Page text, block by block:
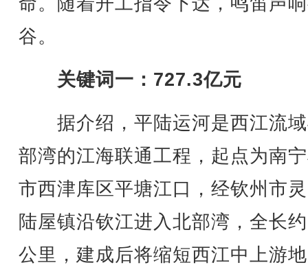
谷。
关键词一：727.3亿元
据介绍，平陆运河是西江流
部湾的江海联通工程，起点为南
市西津库区平塘江口，经钦州市
陆屋镇沿钦江进入北部湾，全长
公里，建成后将缩短西江中上游